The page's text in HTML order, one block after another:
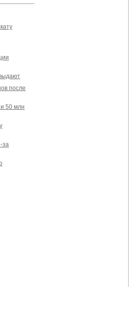
после
50 млн
за